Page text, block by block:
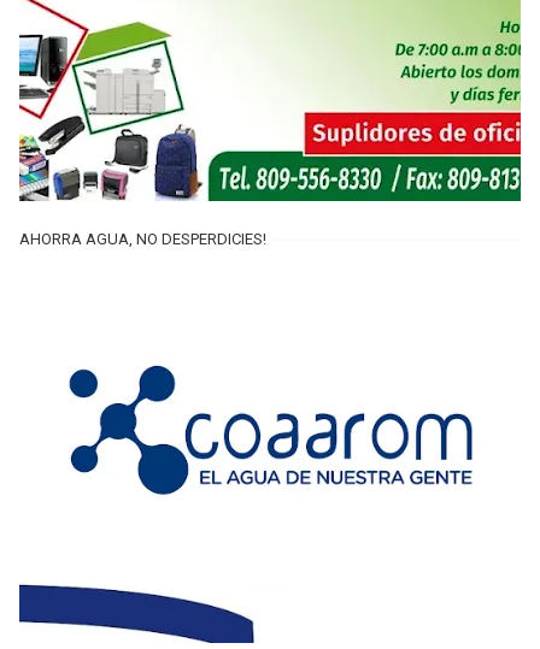
AHORRA AGUA, NO DESPERDICIES!